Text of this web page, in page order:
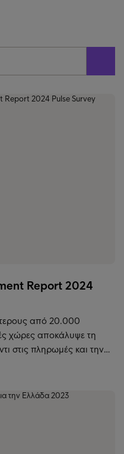
Report 2024
από 20.000
χώρες αποκάλυψε τη
στις πληρωμές και την…